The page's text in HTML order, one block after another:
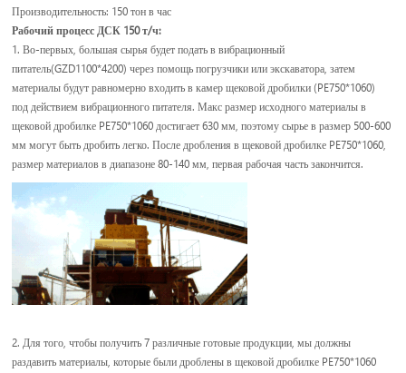
Производительность: 150 тон в час
Рабочий процесс ДСК 150 т/ч:
1. Во-первых, большая сырья будет подать в вибрационный
питатель(GZD1100*4200) через помощь погрузчики или экскаватора, затем
материалы будут равномерно входить в камер щековой дробилки (PE750*1060)
под действием вибрационного питателя. Макс размер исходного материалы в
щековой дробилке PE750*1060 достигает 630 мм, поэтому сырье в размер 500-600
мм могут быть дробить легко. После дробления в щековой дробилке PE750*1060,
размер материалов в диапазоне 80-140 мм, первая рабочая часть закончится.
2. Для того, чтобы получить 7 различные готовые продукции, мы должны
раздавить материалы, которые были дроблены в щековой дробилке PE750*1060